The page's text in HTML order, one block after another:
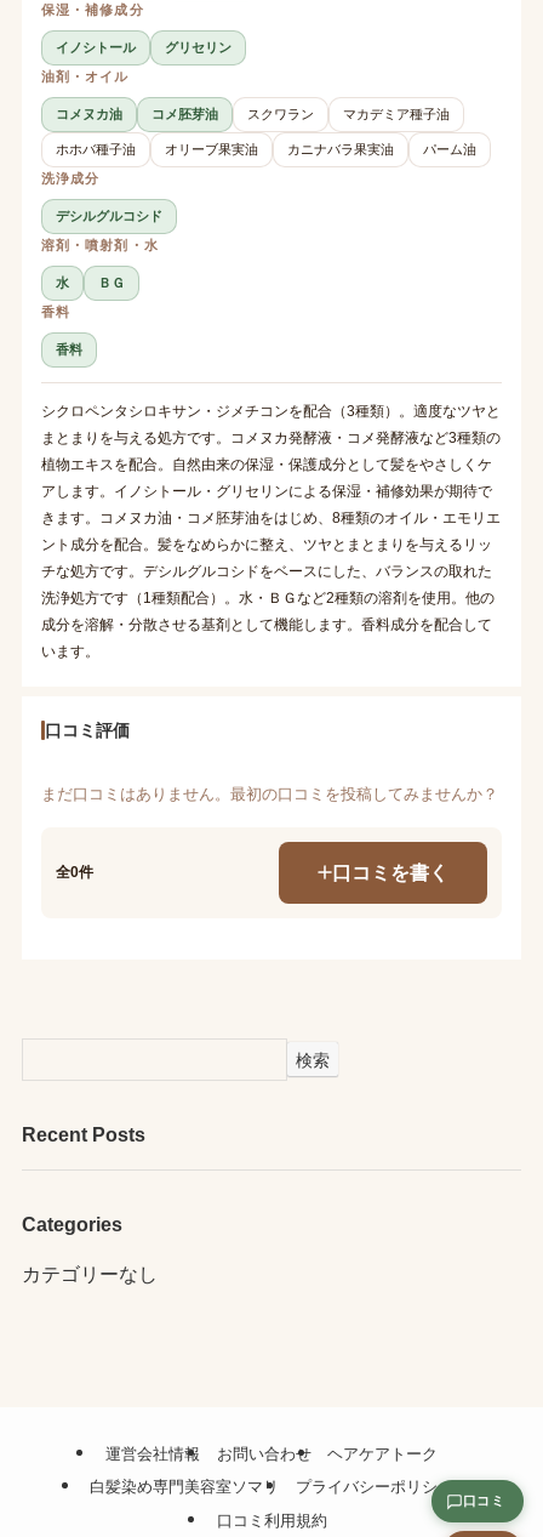
保湿・補修成分
イノシトール
グリセリン
油剤・オイル
コメヌカ油 コメ胚芽油 スクワラン マカデミア種子油
ホホバ種子油 オリーブ果実油 カニナバラ果実油
パーム油
洗浄成分
デシルグルコシド
溶剤・噴射剤・水
水
ＢＧ
香料
香料
シクロペンタシロキサン・ジメチコンを配合（3種類）。適度なツヤと
まとまりを与える処方です。コメヌカ発酵液・コメ発酵液など3種類の
植物エキスを配合。自然由来の保湿・保護成分として髪をやさしくケ
アします。イノシトール・グリセリンによる保湿・補修効果が期待で
きます。コメヌカ油・コメ胚芽油をはじめ、8種類のオイル・エモリエ
ント成分を配合。髪をなめらかに整え、ツヤとまとまりを与えるリッ
チな処方です。デシルグルコシドをベースにした、バランスの取れた
洗浄処方です（1種類配合）。水・ＢＧなど2種類の溶剤を使用。他の
成分を溶解・分散させる基剤として機能します。香料成分を配合して
います。
口コミ評価
まだ口コミはありません。最初の口コミを投稿してみませんか？
全0件 口コミを書く
検索
Recent Posts
Categories
カテゴリーなし
運営会社情報 お問い合わせ
ヘアケアトーク
白髪染め専門美容室ソマリ
プライバシーポリシー
口コミ利用規約
口コミ